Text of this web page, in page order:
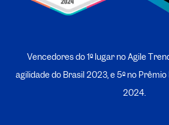
Vencedores do 1º lugar no Agile
agilidade do Brasil 2023, e 5º no Prêmio
2024.